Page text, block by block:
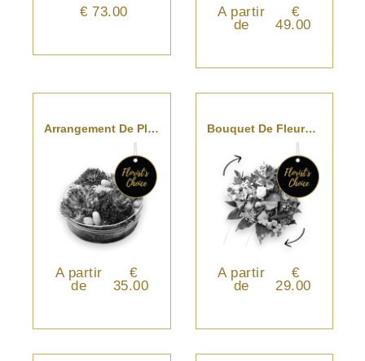
€ 73.00
A partir
de
€
49.00
Arrangement De Plantes - Choix Du Fleuriste
A partir
de
€
35.00
Bouquet De Fleurs De Saison - Choix Du Fleuriste
A partir
de
€
29.00